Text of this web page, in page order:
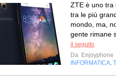
ZTE è uno tra
tra le più
mondo, ma,
gente rimane
il seguito
Da Enjoyphone
INFORMATICA